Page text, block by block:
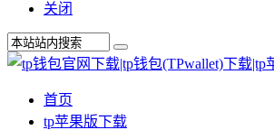
关闭
首页
tp苹果版下载